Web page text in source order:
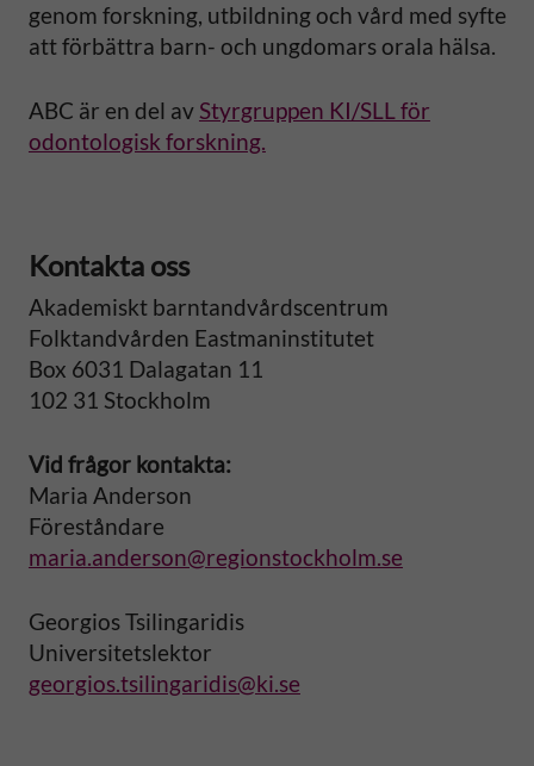
genom forskning, utbildning och vård med syfte
att förbättra barn- och ungdomars orala hälsa.
ABC är en del av Styrgruppen KI/SLL för
odontologisk forskning.
Kontakta oss
Akademiskt barntandvårdscentrum
Folktandvården Eastmaninstitutet
Box 6031 Dalagatan 11
102 31 Stockholm
Vid frågor kontakta:
Maria Anderson
Föreståndare
maria.anderson@regionstockholm.se
Georgios Tsilingaridis
Universitetslektor
georgios.tsilingaridis@ki.se